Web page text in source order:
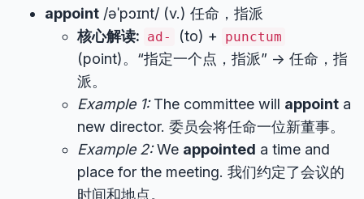
appoint /əˈpɔɪnt/ (v.) 任命，指派
核心解读: ad- (to) + punctum
(point)。“指定一个点，指派” -> 任命，指
派。
Example 1:The committee will appoint a
new director. 委员会将任命一位新董事。
Example 2:We appointed a time and
place for the meeting. 我们约定了会议的
时间和地点。